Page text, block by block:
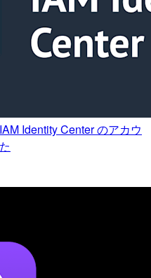
Identity Center のアカウ